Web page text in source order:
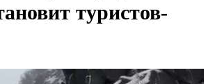
туристов-